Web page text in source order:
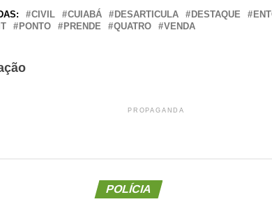
CIVIL CUIABÁ DESARTICULA DESTAQUE
PONTO PRENDE QUATRO VENDA
PROPAGANDA
POLÍCIA